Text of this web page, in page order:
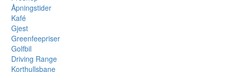
Åpningstider
Kafé
Gjest
Greenfeepriser
Golfbil
Driving Range
Korthullsbane